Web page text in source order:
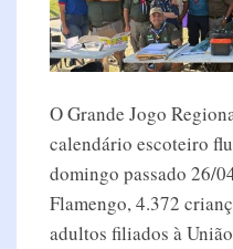
O Grande Jogo
calendário escoteiro
domingo passado 26/
Flamengo, 4.372
adultos filiados à